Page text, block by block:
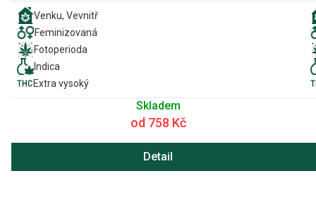
Venku, Vevnitř
Feminizovaná
Fotoperioda
Indica
Extra vysoký
Skladem
od 758 Kč
Detail